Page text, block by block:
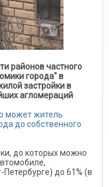
районов частного
города" в
застройки в
агломераций
может житель
до собственного
до которых можно
Петербурге) до 61% (в